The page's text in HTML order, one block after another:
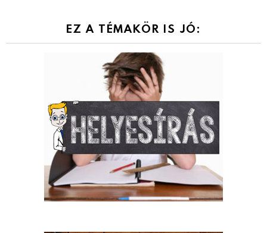
EZ A TÉMAKÖR IS JÓ: